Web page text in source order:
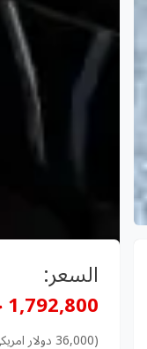
السعر:
1,792,800 جنية مصرى
(36,000 دولار امريكى)